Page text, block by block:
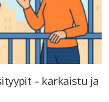
– karkaistu ja